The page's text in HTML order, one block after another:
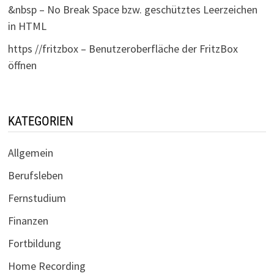
&nbsp – No Break Space bzw. geschütztes Leerzeichen
in HTML
https //fritzbox – Benutzeroberfläche der FritzBox
öffnen
KATEGORIEN
Allgemein
Berufsleben
Fernstudium
Finanzen
Fortbildung
Home Recording